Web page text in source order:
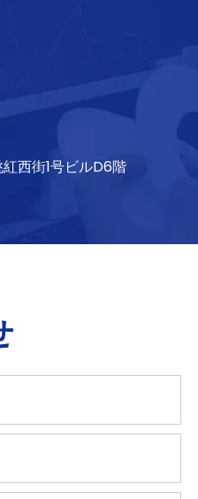
西街1号ビルD6階